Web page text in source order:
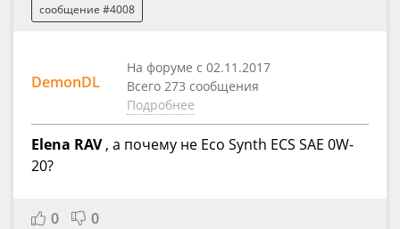
сообщение #4008
DemonDL
На форуме с 02.11.2017
Всего 273 сообщения
Подробнее
Elena RAV, а почему не Eco Synth ECS SAE 0W-
20?
0 0